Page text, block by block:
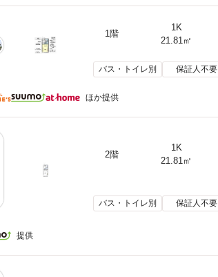
1階
1K
21.81㎡
バス・トイレ別 保証人不要
ほか提供
2階
1K
21.81㎡
バス・トイレ別 保証人不要
提供